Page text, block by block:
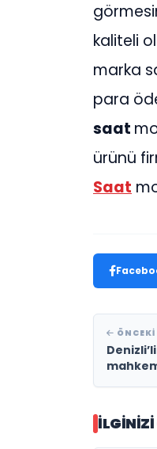
kaliteli
marka
para
saat
ürünü
Saat
ÖNCEKI
İLGINIZI